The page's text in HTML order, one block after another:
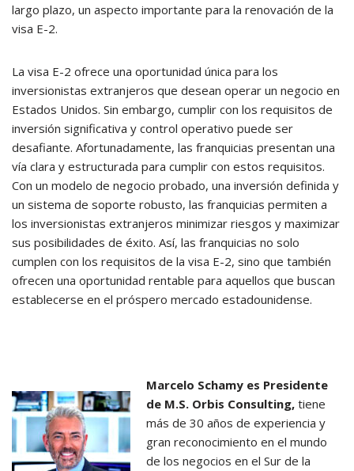
largo plazo, un aspecto importante para la renovación de la
visa E-2.
La visa E-2 ofrece una oportunidad única para los
inversionistas extranjeros que desean operar un negocio en
Estados Unidos. Sin embargo, cumplir con los requisitos de
inversión significativa y control operativo puede ser
desafiante. Afortunadamente, las franquicias presentan una
vía clara y estructurada para cumplir con estos requisitos.
Con un modelo de negocio probado, una inversión definida y
un sistema de soporte robusto, las franquicias permiten a
los inversionistas extranjeros minimizar riesgos y maximizar
sus posibilidades de éxito. Así, las franquicias no solo
cumplen con los requisitos de la visa E-2, sino que también
ofrecen una oportunidad rentable para aquellos que buscan
establecerse en el próspero mercado estadounidense.
Marcelo Schamy es Presidente
de M.S. Orbis Consulting, tiene
más de 30 años de experiencia y
gran reconocimiento en el mundo
de los negocios en el Sur de la